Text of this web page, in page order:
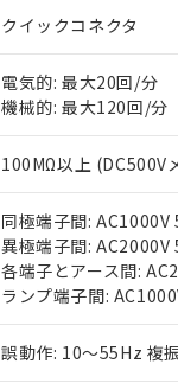
クイックコネクタ
電気的: 最大20回/分
機械的: 最大120回/分
100MΩ以上 (DC500V
同極端子間:
異極端子間:
各端子とアース間:
ランプ端子間:
誤動作: 10～55Hz 複
本サービス
当社制御機
在庫状況お
のであり、
正式な納期
当社販売員
オムロン制御
在庫状況お
す。
マイパーツ
ている必要
お客様が当
が、当社の
*EU RoHS指令（10物質
鉛(Pb) 1000ppm以下、
六価クロム(Cr(Ⅵ))
フタル酸ビス(2-エチル
ル（DBP） 1000ppm以
但し、RoHS指令で産業
※2 対応予定月
部品在庫の切り替
※3 非含有証明
「×」：最大均質
「－」：未確認で
*中国RoHS10物質の基
Pb(鉛) :1000ppm、 Hg(
Cr(Ⅵ)(六価クロム) :
DBP(フタル酸ジブチル)
DEHP(フタル酸ビス(2-
※2 環境保護使
「ｅ」：有害物質
「10」：通常の使
味します。
「－」：未確認で
当社は、こ
う）を輸出
などの必要な
当社は規制
置等に一切使
当社は、貴
また当社は
たしません。
記
号
説明
○ 一定数
△ 一定数
－
在庫なし
機器販売
白